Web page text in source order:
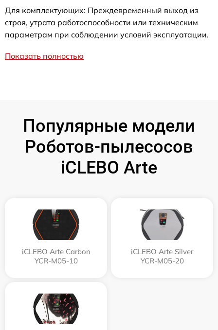
Для комплектующих: Преждевременный выход из
строя, утрата работоспособности или техническим
параметрам при соблюдении условий эксплуатации.
Показать полностью
Популярные модели
Роботов-пылесосов
iCLEBO Arte
iCLEBO Arte Carbon
YCR-M05-10
iCLEBO Arte Silver
YCR-M05-20